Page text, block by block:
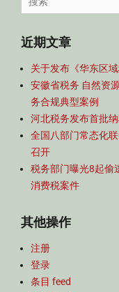
航
for:
近期文章
关于发布《华东区
安徽省税务 自然资
务合规典型案例
河北税务发布首批
全国八部门常态化
召开
税务部门曝光8起偷
消费税案件
其他操作
注册
登录
条目 feed